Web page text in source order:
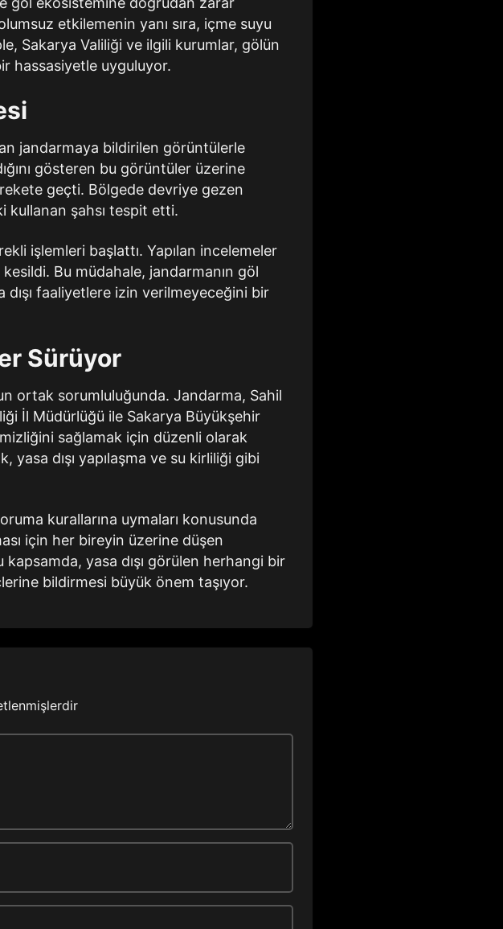
etkilemenin yanı sıra, içme suyu
Sakarya Valiliği ve ilgili kurumlar, gölün
hassasiyetle uyguluyor.
jandarmaya bildirilen görüntülerle
gösteren bu görüntüler üzerine
geçti. Bölgede devriye gezen
kullanan şahsı tespit etti.
işlemleri başlattı. Yapılan incelemeler
Bu müdahale, jandarmanın göl
dışı faaliyetlere izin verilmeyeceğini bir
Sürüyor
ortak sorumluluğunda. Jandarma, Sahil
İl Müdürlüğü ile Sakarya Büyükşehir
sağlamak için düzenli olarak
yasa dışı yapılaşma ve su kirliliği gibi
kurallarına uymaları konusunda
için her bireyin üzerine düşen
yasa dışı görülen herhangi bir
bildirmesi büyük önem taşıyor.